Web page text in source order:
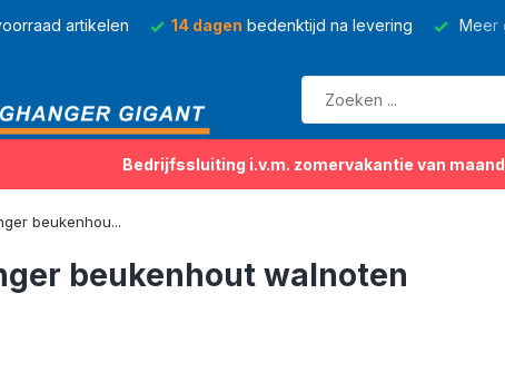
artikelen 14 dagen bedenktijd na levering Meer
Bedrijfssluiting i.v.m. zomervakantie van
beukenhou...
beukenhout walnoten